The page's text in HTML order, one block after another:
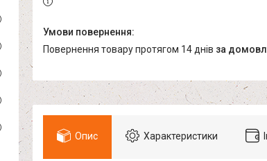
повернення товару протягом 14 днів за
Опис Характеристики